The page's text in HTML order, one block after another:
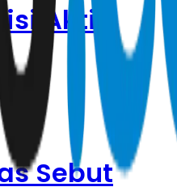
Aktif
Sebut